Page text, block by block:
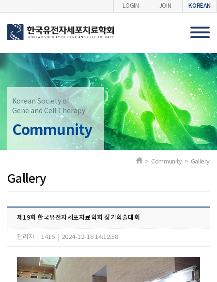
LOGIN JOIN KOREAN
Korean Society of
Gene and Cell Therapy
Community
Gallery
> Community > Gallery
제19회 한국유전자세포치료학회 정기학술대회
관리자 1416 2024-12-18 14:12:58